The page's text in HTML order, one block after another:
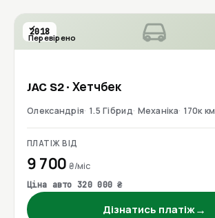
2018
Перевірено
JAC S2· Хетчбек
Олександрія 1.5 Гібрид Механіка 170к км
ПЛАТІЖ ВІД
9 700₴/міс
Ціна авто 320 000 ₴
Дізнатись платіж→